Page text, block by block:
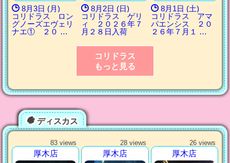
8月3日 (月)
コリドラス ロン
グノーズエヴェリ
ナエ① ２０ …
8月2日 (日)
コリドラス ゲリ
ィ ２０２６年７
月２８日入荷
8月1日 (土)
コリドラス アマ
パエンシス ２０
２６年７月１ …
コリドラス
もっと見る
ディスカス
83 views
厚木店
28 views
厚木店
26 views
厚木店